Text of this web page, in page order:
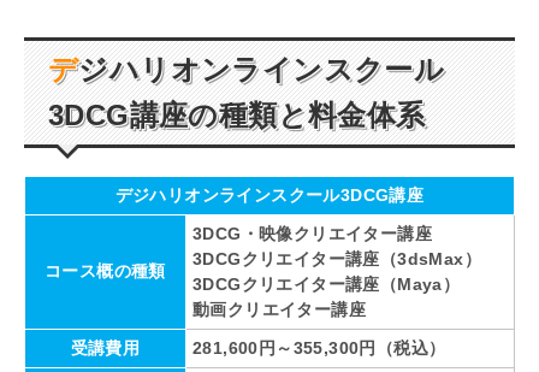
デジハリオンラインスクール
3DCG講座の種類と料金体系
デジハリオンラインスクール3DCG講座
コース概の種類
3DCG・映像クリエイター講座
3DCGクリエイター講座（3dsMax）
3DCGクリエイター講座（Maya）
動画クリエイター講座
受講費用
281,600円～355,300円（税込）